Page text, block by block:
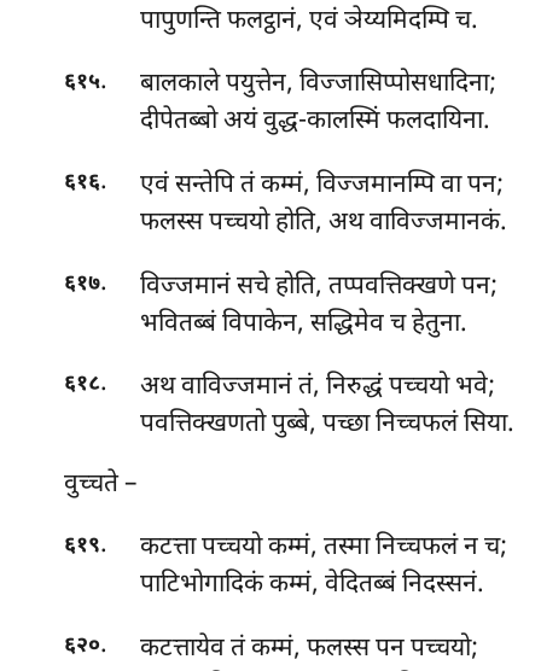
पापुणन्ति फलट्ठानं, एवं ञेय्यमिदम्पि च.
६१५.
बालकाले पयुत्तेन, विज्जासिप्पोसधादिना;
दीपेतब्बो अयं वुद्ध-कालस्मिं फलदायिना.
६१६.
एवं सन्तेपि तं कम्मं, विज्जमानम्पि वा पन;
फलस्स पच्चयो होति, अथ वाविज्जमानकं.
६१७.
विज्जमानं सचे होति, तप्पवत्तिक्खणे पन;
भवितब्बं विपाकेन, सद्धिमेव च हेतुना.
६१८.
अथ वाविज्जमानं तं, निरुद्धं पच्चयो भवे;
पवत्तिक्खणतो पुब्बे, पच्छा निच्चफलं सिया.
वुच्चते–
६१९.
कटत्ता पच्चयो कम्मं, तस्मा निच्चफलं न च;
पाटिभोगादिकं कम्मं, वेदितब्बं निदस्सनं.
६२०. कटत्तायेवतं कम्मं, फलस्स पन पच्चयो;